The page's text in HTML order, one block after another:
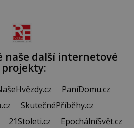
naše další internetové
projekty:
PaníDomu.cz
SkutečnéPříběhy.cz
21Stoleti.cz
EpochálníSvět.cz